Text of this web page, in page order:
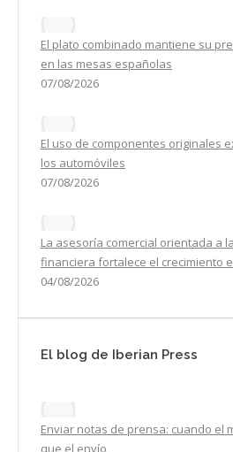
El plato combinado mantiene su
en las mesas españolas
07/08/2026
El uso de componentes originales
los automóviles
07/08/2026
La asesoría comercial orientada a
financiera fortalece el crecimiento
04/08/2026
El blog de Iberian Press
Enviar notas de prensa: cuando el
que el envío